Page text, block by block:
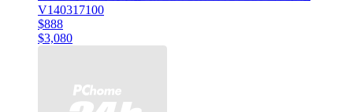
V140317100
$888
$3,080